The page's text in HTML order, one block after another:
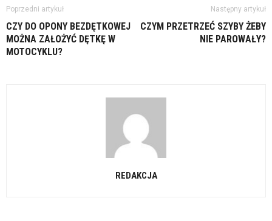
Poprzedni artykuł
CZY DO OPONY BEZDĘTKOWEJ
MOŻNA ZAŁOŻYĆ DĘTKĘ W
MOTOCYKLU?
Następny artykuł
CZYM PRZETRZEĆ SZYBY ŻEBY
NIE PAROWAŁY?
REDAKCJA